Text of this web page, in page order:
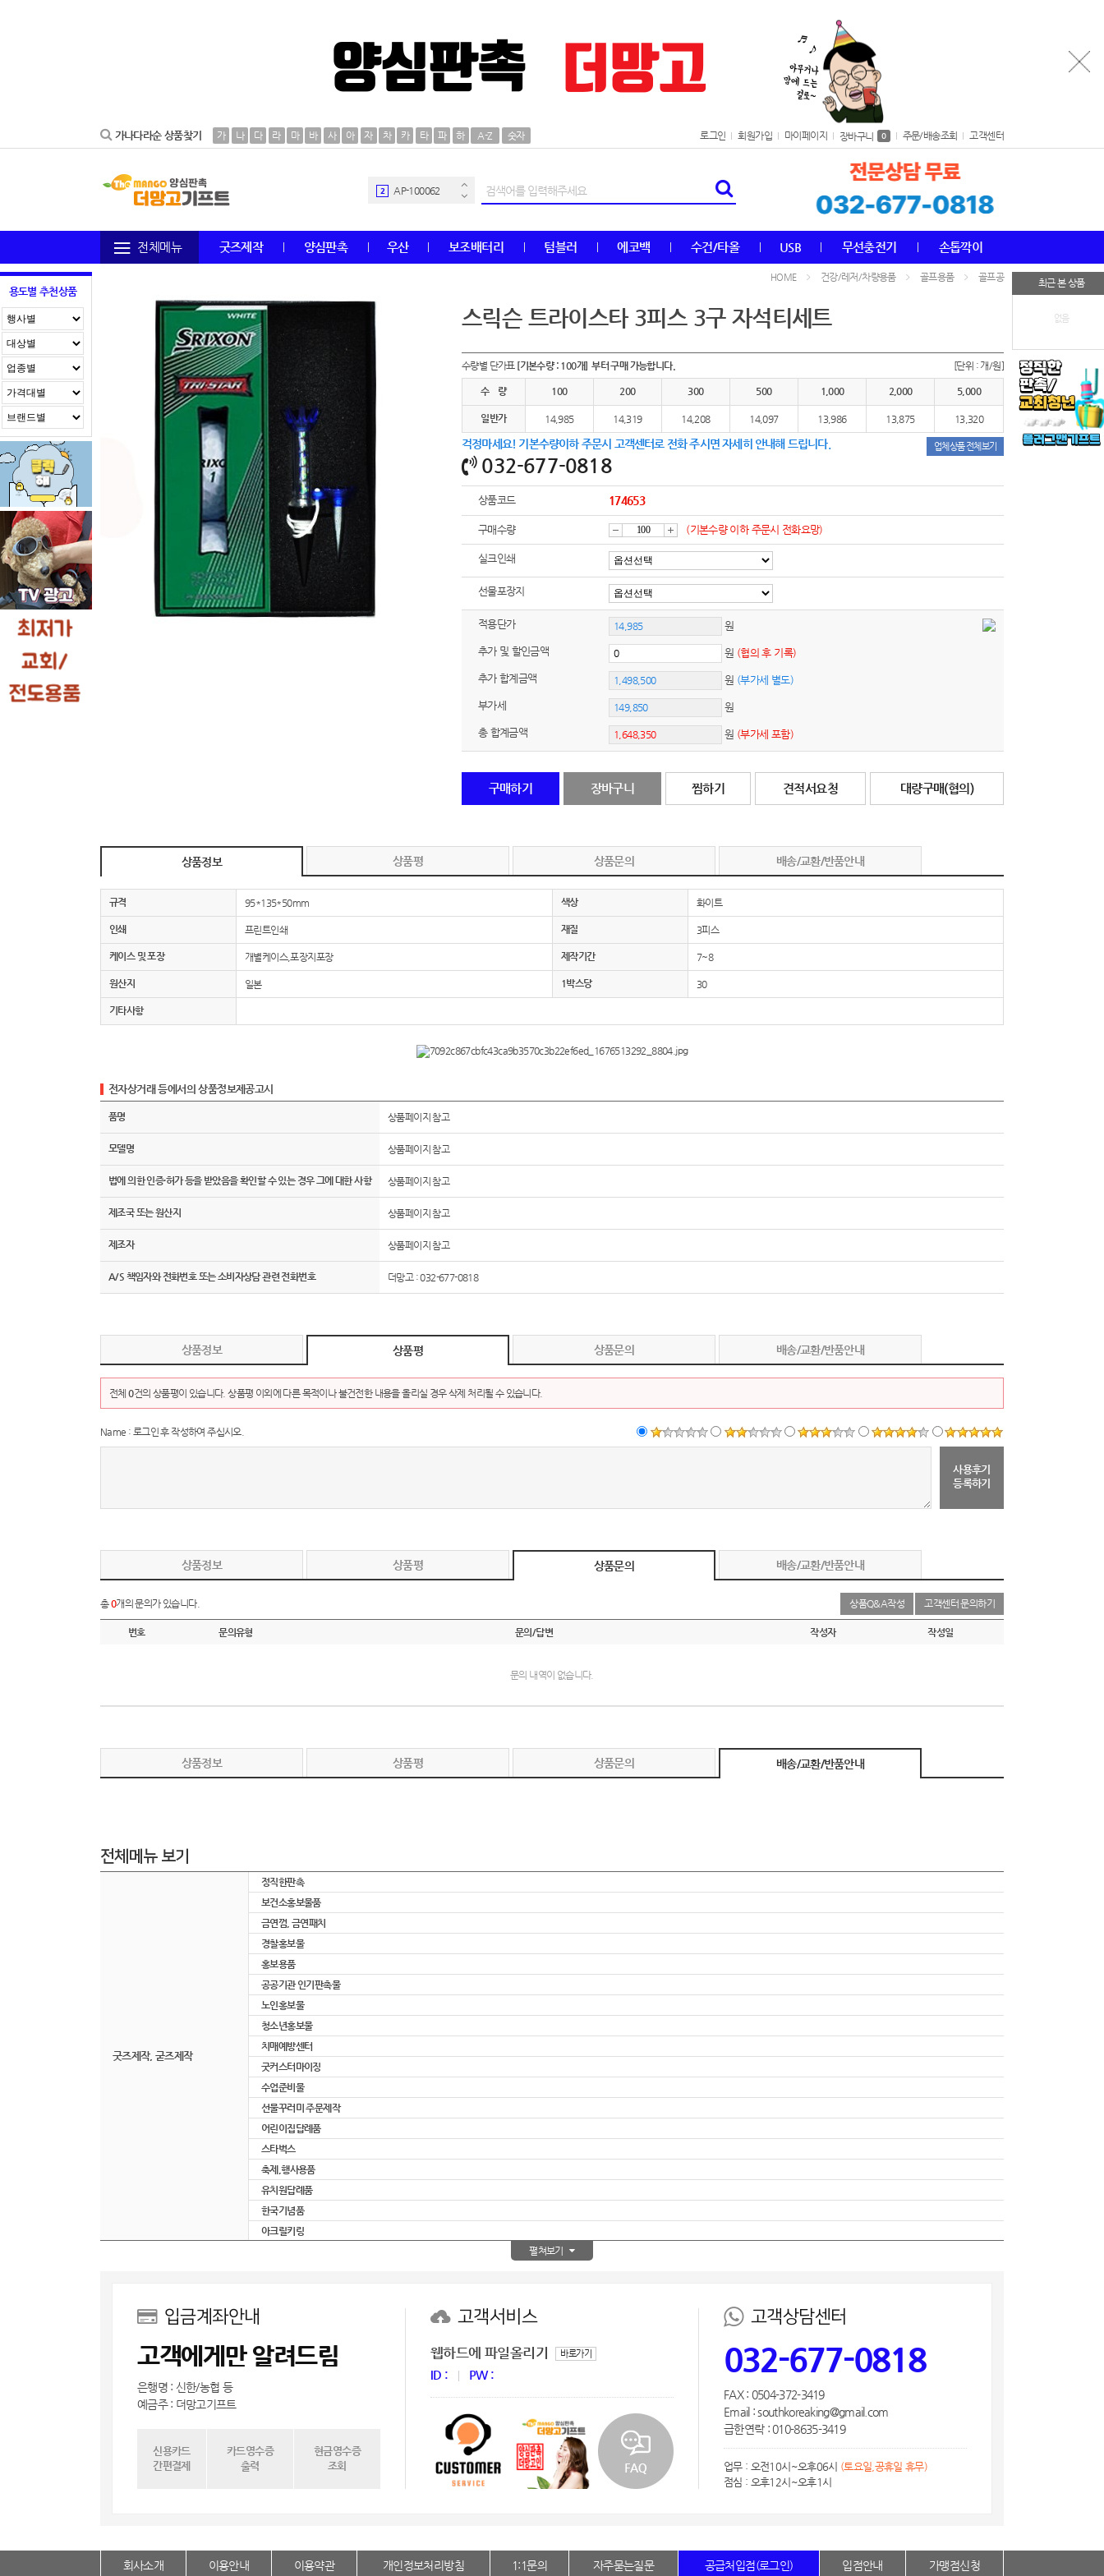
가나다라순 상품찾기 가 나 다 라 마 바 사 아 자 차 카 타 파 하 A-Z 숫자 로그인 회원가입 마이페이지 장바구니 0 주문/배송조회 고객센터
2 AP-100062
4 수건
21 물티슈
티슈
AP-100071
AP-100150
29 AP-100084
우산
AP-100062
수건
AP-100125
14 에코백
16 쿠션
스테들러
22 티슈
23 손톱
보냉
27 AP-100052
전체메뉴 굿즈제작 양심판촉 우산 보조배터리 텀블러 에코백 수건/타올 USB 무선충전기 손톱깍이
용도별 추천상품
최근 본 상품
없음
HOME 건강/레저/차량용품 골프용품 골프공
스릭슨 트라이스타 3피스 3구 자석티세트
수량별 단가표 [기본수량 : 100개] 부터 구매 가능합니다. [단위 : 개/원]
수 량 100 200 300 500 1,000 2,000 5,000
일반가 14,985 14,319 14,208 14,097 13,986 13,875 13,320
걱정마세요! 기본수량이하 주문시 고객센터로 전화 주시면 자세히 안내해 드립니다.
032-677-0818
업체상품 전체보기
상품코드 174653
구매수량
감
소
증
가
(기본수량 이하 주문시 전화요망)
실크인쇄
선물포장지
적용단가 원
추가 및 할인금액 원 (협의 후 기록)
추가 합계금액 원 (부가세 별도)
부가세 원
총 합계금액 원 (부가세 포함)
구매하기 장바구니 찜하기 견적서요청 대량구매(협의)
상품정보 상품평 상품문의 배송/교환/반품안내
규격 95*135*50mm 색상 화이트
인쇄 프린트인쇄 재질 3피스
케이스 및 포장 개별케이스,포장지포장 제작기간 7~8
원산지 일본 1박스당 30
기타사항
전자상거래 등에서의 상품정보제공고시
품명 상품페이지 참고
모델명 상품페이지 참고
법에 의한 인증·허가 등을 받았음을 확인할 수 있는 경우 그에 대한 사항 상품페이지 참고
제조국 또는 원산지 상품페이지 참고
제조자 상품페이지 참고
A/S 책임자와 전화번호 또는 소비자상담 관련 전화번호 더망고 : 032-677-0818
상품정보 상품평 상품문의 배송/교환/반품안내
전체0건의 상품평이 있습니다. 상품평 이외에 다른 목적이나 불건전한 내용을 올리실 경우 삭제 처리될 수 있습니다.
Name : 로그인 후 작성하여 주십시오.
사용후기
등록하기
상품정보 상품평 상품문의 배송/교환/반품안내
총0개의 문의가 있습니다. 상품Q&A작성 고객센터 문의하기
번호 문의유형 문의/답변 작성자 작성일
문의 내역이 없습니다.
상품정보 상품평 상품문의 배송/교환/반품안내
전체메뉴 보기
굿즈제작, 굳즈제작
정직한판촉
보건소홍보물품
금연껌, 금연패치
경찰홍보물
홍보용품
공공기관 인기판촉물
노인홍보물
청소년홍보물
치매예방센터
굿커스터마이징
수업준비물
선물꾸러미 주문제작
어린이집답례품
스타벅스
축제,행사용품
유치원답례품
한국기념품
아크릴키링
펼쳐보기
입금계좌안내
고객에게만 알려드림
은행명 : 신한/농협 등
예금주 : 더망고기프트
신용카드
간편결제
카드영수증
출력
현금영수증
조회
고객서비스
웹하드에 파일올리기 바로가기
ID : PW :
고객상담센터
032-677-0818
FAX : 0504-372-3419
Email : southkoreaking@gmail.com
급한연락 : 010-8635-3419
업무 : 오전10시~오후06시 (토요일,공휴일 휴무)
점심 : 오후12시~오후1시
회사소개 이용안내 이용약관 개인정보처리방침 1:1문의 자주묻는질문 공급처입점(로그인) 입점안내 가맹점신청